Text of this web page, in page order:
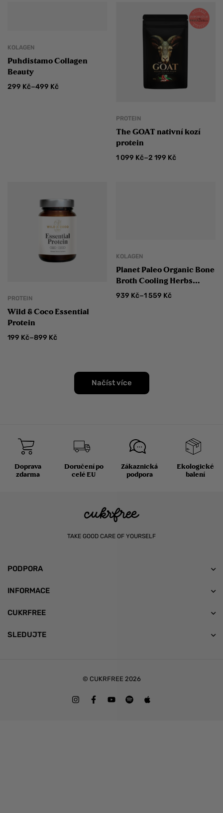
KOLAGEN
Puhdistamo Collagen
Beauty
299 Kč–499 Kč
PROTEIN
The GOAT nativní kozí
protein
1 099 Kč–2 199 Kč
PROTEIN
Wild & Coco Essential
Protein
199 Kč–899 Kč
KOLAGEN
Planet Paleo Organic Bone
Broth Cooling Herbs
Hovězí vývar a protein na
939 Kč–1 559 Kč
Načíst více
Doprava
zdarma
Doručení po
celé EU
Zákaznická
podpora
Ekologické
balení
TAKE GOOD CARE OF YOURSELF
PODPORA
INFORMACE
CUKRFREE
SLEDUJTE
© CUKRFREE 2026